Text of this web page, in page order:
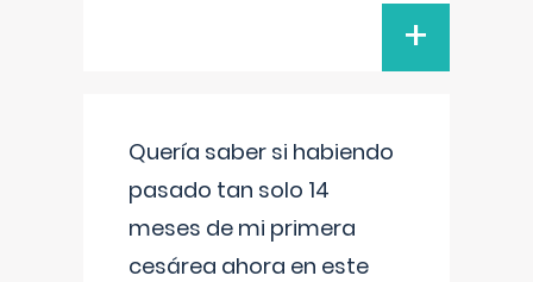
+
Quería saber si habiendo
pasado tan solo 14
meses de mi primera
cesárea ahora en este